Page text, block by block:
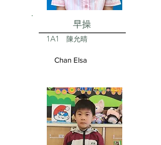
早操
1A1 陳允晴
Chan Elsa